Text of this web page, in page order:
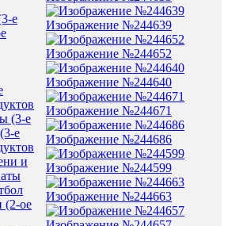
е
(3-е
е
и
(2-ое
Изображение №244639
Изображение №244652
Изображение №244640
Изображение №244671
Изображение №244686
Изображение №244599
Изображение №244663